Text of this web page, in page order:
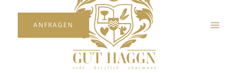
Skip to main content
ANFRAGEN